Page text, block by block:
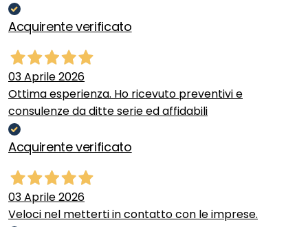
Acquirente verificato
03 Aprile 2026
Ottima esperienza. Ho ricevuto preventivi e
consulenze da ditte serie ed affidabili
Acquirente verificato
03 Aprile 2026
Veloci nel metterti in contatto con le imprese.